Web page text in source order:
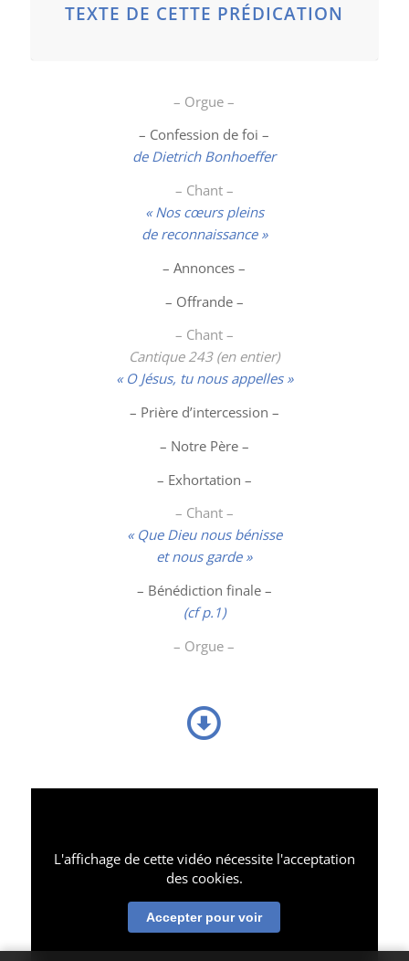
TEXTE DE CETTE PRÉDICATION
– Orgue –
– Confession de foi –
de Dietrich Bonhoeffer
– Chant –
« Nos cœurs pleins
de reconnaissance »
– Annonces –
– Offrande –
– Chant –
Cantique 243 (en entier)
« O Jésus, tu nous appelles »
– Prière d’intercession –
– Notre Père –
– Exhortation –
– Chant –
« Que Dieu nous bénisse
et nous garde »
– Bénédiction finale –
(cf p.1)
– Orgue –
L'affichage de cette vidéo nécessite l'acceptation
des cookies.
Accepter pour voir